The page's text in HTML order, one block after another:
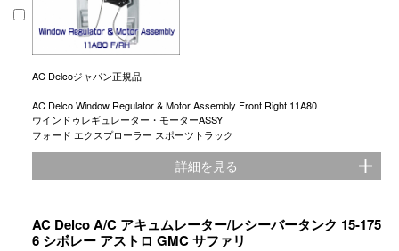
AC Delcoジャパン正規品
AC Delco Window Regulator & Motor Assembly Front Right 11A80
ウインドゥレギュレーター・モーターASSY
フォード エクスプローラー スポーツトラック
詳細を見る
AC Delco A/C アキュムレーター/レシーバータンク 15-175
6 シボレー アストロ GMC サファリ